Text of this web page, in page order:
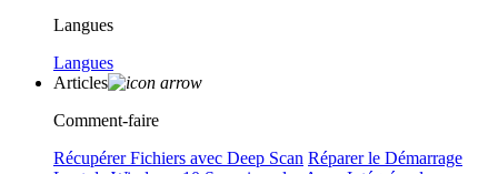
Langues
Langues
Articles
Comment-faire
Récupérer Fichiers avec Deep Scan Réparer le Démarrage